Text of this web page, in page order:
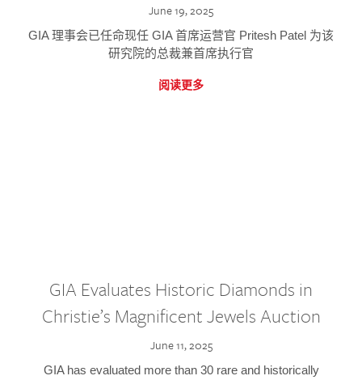
June 19, 2025
GIA 理事会已任命现任 GIA 首席运营官 Pritesh Patel 为该
研究院的总裁兼首席执行官
阅读更多
GIA Evaluates Historic Diamonds in
Christie’s Magnificent Jewels Auction
June 11, 2025
GIA has evaluated more than 30 rare and historically